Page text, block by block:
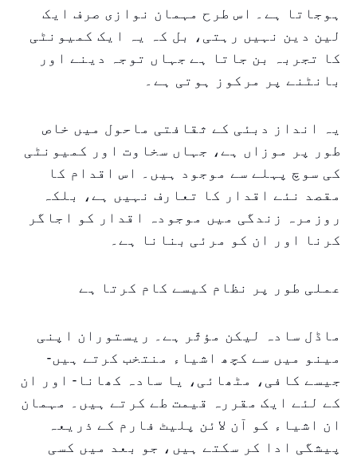
ہوجاتا ہے۔ اس طرح مہمان نوازی صرف ایک
لین دین نہیں رہتی، بل کہ یہ ایک کمیونٹی
کا تجربہ بن جاتا ہے جہاں توجہ دینے اور
بانٹنے پر مرکوز ہوتی ہے۔
یہ انداز دبئی کے ثقافتی ماحول میں خاص
طور پر موزاں ہے، جہاں سخاوت اور کمیونٹی
کی سوچ پہلے سے موجود ہیں۔ اس اقدام کا
مقصد نئے اقدار کا تعارف نہیں ہے، بلکہ
روزمرہ زندگی میں موجودہ اقدار کو اجاگر
کرنا اور ان کو مرئی بنانا ہے۔
عملی طور پر نظام کیسے کام کرتا ہے
ماڈل سادہ لیکن مؤثّر ہے۔ ریستوران اپنی
مینو میں سے کچھ اشیاء منتخب کرتے ہیں-
جیسے کافی، مٹھائی، یا سادہ کھانا- اور ان
کے لئے ایک مقررہ قیمت طے کرتے ہیں۔ مہمان
ان اشیاء کو آن لائن پلیٹ فارم کے ذریعہ
پیشگی ادا کر سکتے ہیں، جو بعد میں کسی